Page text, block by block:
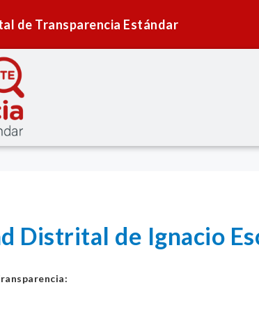
de Transparencia Estándar
Distrital de Ignacio